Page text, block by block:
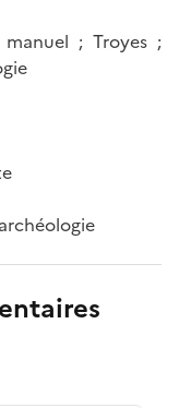
; Troyes ;